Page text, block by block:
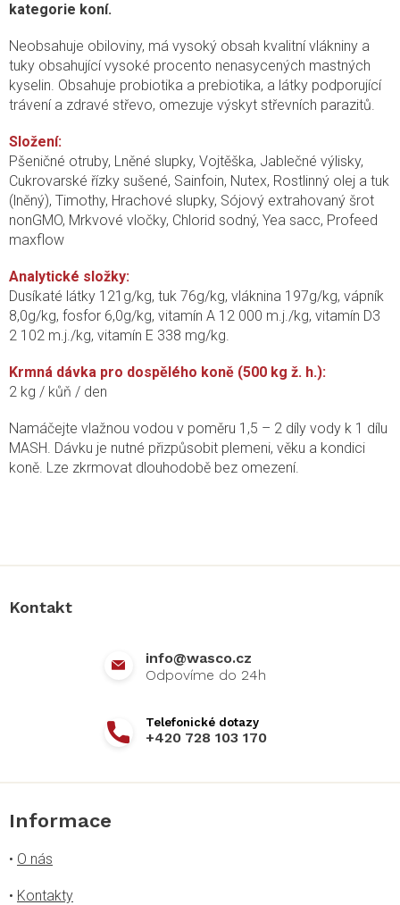
kategorie koní.
Neobsahuje obiloviny, má vysoký obsah kvalitní vlákniny a
tuky obsahující vysoké procento nenasycených mastných
kyselin. Obsahuje probiotika a prebiotika, a látky podporující
trávení a zdravé střevo, omezuje výskyt střevních parazitů.
Složení:
Pšeničné otruby, Lněné slupky, Vojtěška, Jablečné výlisky,
Cukrovarské řízky sušené, Sainfoin, Nutex, Rostlinný olej a tuk
(lněný), Timothy, Hrachové slupky, Sójový extrahovaný šrot
nonGMO, Mrkvové vločky, Chlorid sodný, Yea sacc, Profeed
maxflow
Analytické složky:
Dusíkaté látky 121g/kg, tuk 76g/kg, vláknina 197g/kg, vápník
8,0g/kg, fosfor 6,0g/kg, vitamín A 12 000 m.j./kg, vitamín D3
2 102 m.j./kg, vitamín E 338 mg/kg.
Krmná dávka pro dospělého koně (500 kg ž. h.):
2 kg / kůň / den
Namáčejte vlažnou vodou v poměru 1,5 – 2 díly vody k 1 dílu
MASH. Dávku je nutné přizpůsobit plemeni, věku a kondici
koně. Lze zkrmovat dlouhodobě bez omezení.
Kontakt
info@wasco.cz
+420 728 103 170
Informace
• O nás
• Kontakty